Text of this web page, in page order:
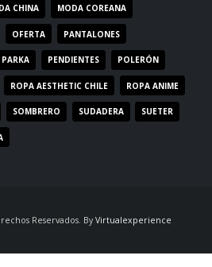
CHINA MODA COREANA
OFERTA PANTALONES
PARKA PENDIENTES POLERÓN
ROPA AESTHETIC CHILE ROPA ANIME
SOMBRERO SUDADERA SUETER
Reservados. By Virtualexperience